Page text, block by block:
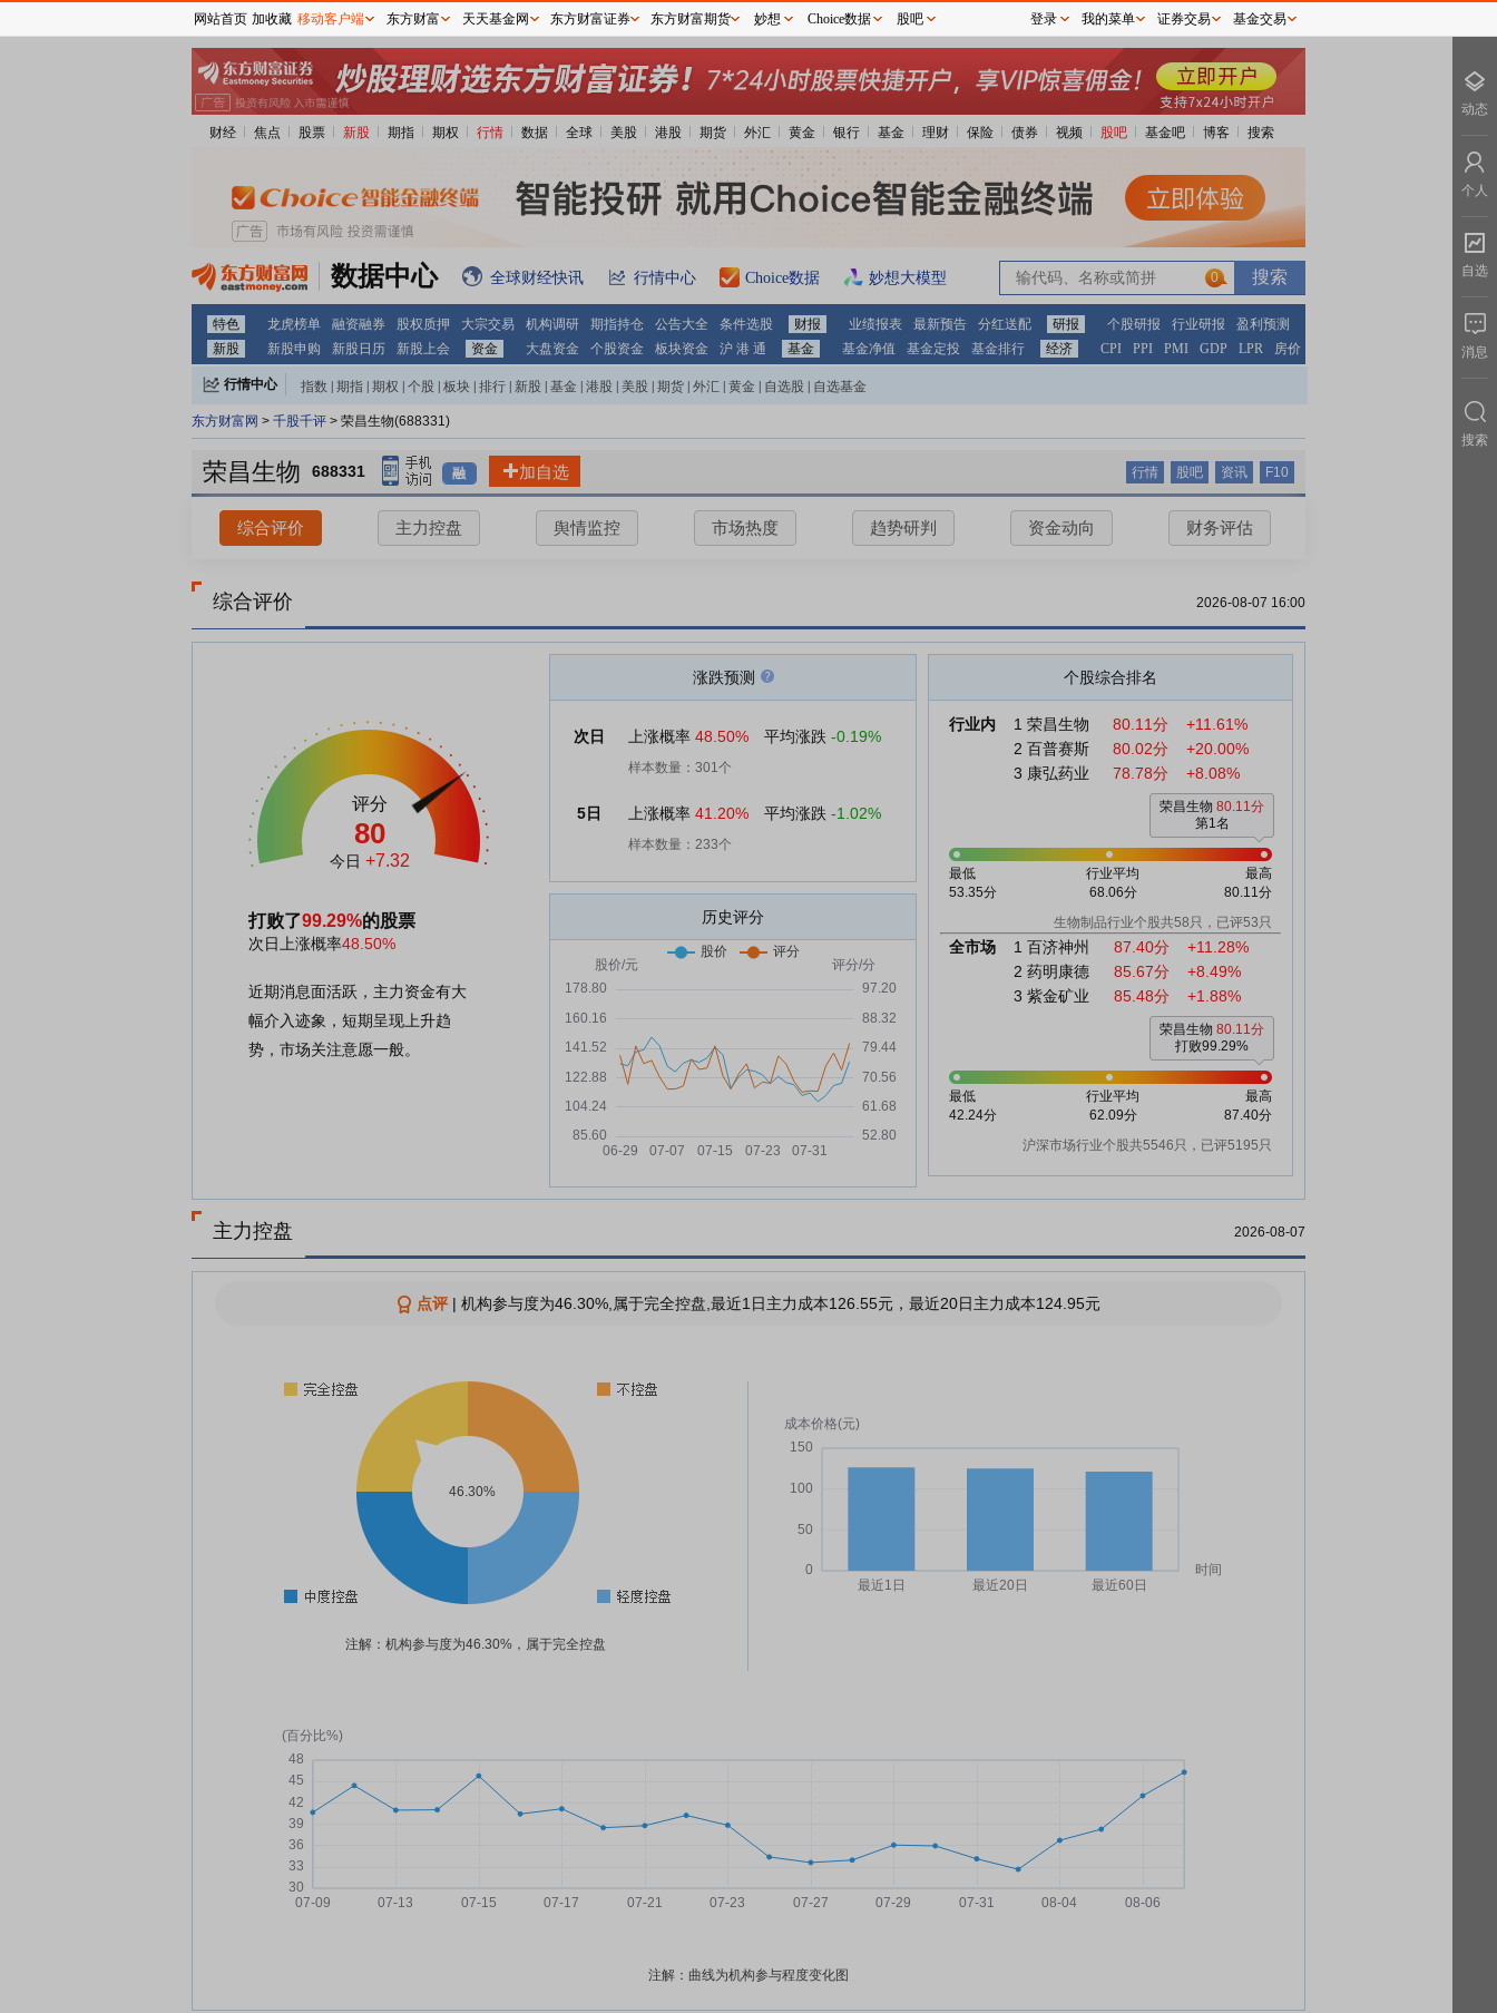
财经 焦点 股票 新股 期指 期权 行情 数据 全球 美股 港股 期货 外汇 黄金 银行 基金 理财 保险 债券 视频 股吧 基金吧 博客 搜索
数据中心 全球财经快讯 行情中心 Choice数据 妙想大模型 0
特色 龙虎榜单 融资融券 股权质押 大宗交易 机构调研 期指持仓 公告大全 条件选股 财报 业绩报表 最新预告 分红送配 研报 个股研报 行业研报
盈利预测
新股
新股申购 新股日历 新股上会 资金 大盘资金 个股资金 板块资金 沪 港 通 基金 基金净值 基金定投 基金排行 经济 CPI PPI PMI GDP LPR 房价
行情中心 指数 期指 期权 个股 板块 排行 新股 基金 港股 美股 期货 外汇 黄金 自选股 自选基金
东方财富网 > 千股千评 > 荣昌生物(688331)
荣昌生物 688331 融 加自选 行情 股吧 资讯 F10
综合评价 主力控盘 舆情监控 市场热度 趋势研判 资金动向 财务评估
综合评价 2026-08-07 16:00
评分
80
今日 +7.32
打败了99.29%的股票
次日上涨概率48.50%
近期消息面活跃，主力资金有大
幅介入迹象，短期呈现上升趋
势，市场关注意愿一般。
涨跌预测
次日 上涨概率 48.50% 平均涨跌 -0.19%
样本数量：301个
5日 上涨概率 41.20% 平均涨跌 -1.02%
样本数量：233个
历史评分
个股综合排名
行业内 1 荣昌生物 80.11分
+11.61%
2 百普赛斯 80.02分
+20.00%
3 康弘药业 78.78分 +8.08%
荣昌生物 80.11分
第1名
最低
53.35分
行业平均
68.06分
最高
80.11分
生物制品行业个股共58只，已评53只
全市场 1 百济神州 87.40分
+11.28%
2 药明康德 85.67分
+8.49%
3 紫金矿业 85.48分 +1.88%
荣昌生物 80.11分
打败99.29%
最低
42.24分
行业平均
62.09分
最高
87.40分
沪深市场行业个股共5546只，已评5195只
主力控盘 2026-08-07
点评| 机构参与度为46.30%,属于完全控盘,最近1日主力成本126.55元，最近20日主力成本124.95元
46.30%
注解：机构参与度为46.30%，属于完全控盘
注解：曲线为机构参与程度变化图
网站首页 加收藏 移动客户端 东方财富 天天基金网 东方财富证券 东方财富期货 妙想 Choice数据 股吧 登录 我的菜单 证券交易 基金交易
动态
个人
自选
消息
搜索